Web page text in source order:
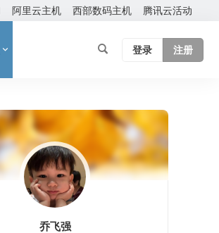
阿里云主机 西部数码主机 腾讯云活动
登录 注册
乔飞强